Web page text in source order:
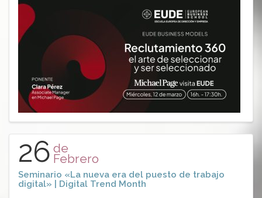
26 de
Febrero
Seminario «La nueva era del puesto de trabajo
digital» | Digital Trend Month